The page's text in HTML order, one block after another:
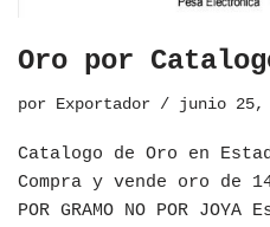
Oro por
por Exportador junio 25,
Catalogo de Oro en
Compra y vende oro de
POR GRAMO NO POR